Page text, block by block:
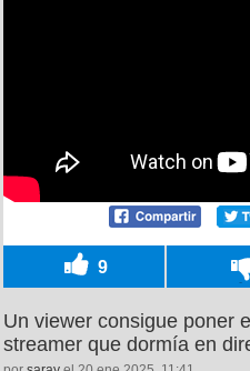
9
Un viewer consigue poner
streamer que dormía en